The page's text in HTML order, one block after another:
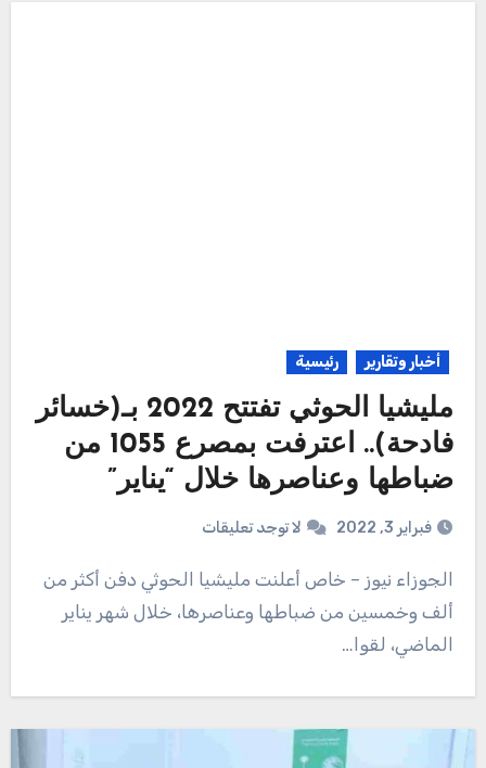
أخبار وتقارير رئيسية
مليشيا الحوثي تفتتح 2022 بـ(خسائر
فادحة).. اعترفت بمصرع 1055 من
ضباطها وعناصرها خلال “يناير”
فبراير 3, 2022 لا توجد تعليقات
ألف وخمسين من ضباطها وعناصرها، خلال شهر يناير
الماضي، لقوا…